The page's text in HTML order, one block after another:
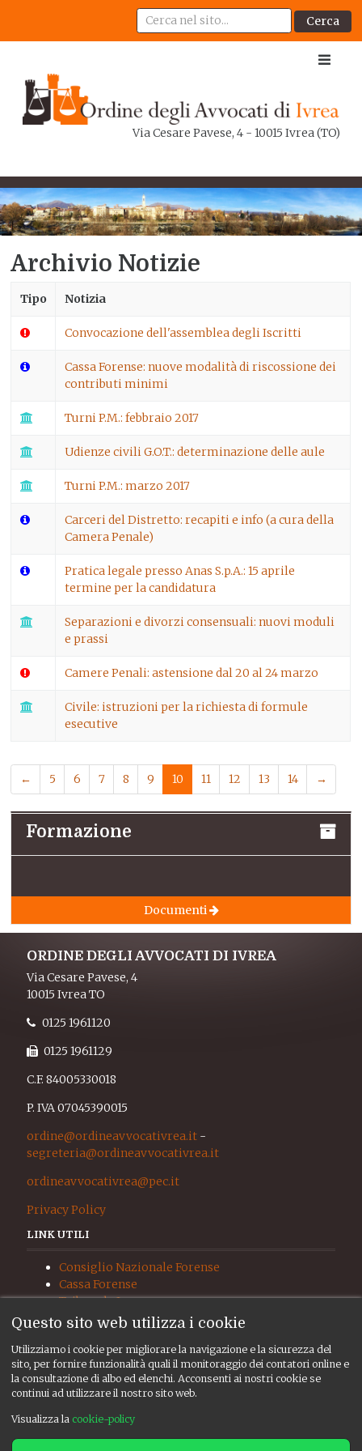
Cerca
Via Cesare Pavese, 4 - 10015 Ivrea (TO)
Archivio Notizie
Tipo Notizia
Convocazione dell'assemblea degli Iscritti
Cassa Forense: nuove modalità di riscossione dei
contributi minimi
Turni P.M.: febbraio 2017
Udienze civili G.O.T.: determinazione delle aule
Turni P.M.: marzo 2017
Carceri del Distretto: recapiti e info (a cura della
Camera Penale)
Pratica legale presso Anas S.p.A.: 15 aprile
termine per la candidatura
Separazioni e divorzi consensuali: nuovi moduli
e prassi
Camere Penali: astensione dal 20 al 24 marzo
Civile: istruzioni per la richiesta di formule
esecutive
← 5 6 7 8 9 10 11 12 13 14 →
Formazione
Documenti
ORDINE DEGLI AVVOCATI DI IVREA
Via Cesare Pavese, 4
10015 Ivrea TO
0125 1961120
0125 1961129
C.F. 84005330018
P. IVA 07045390015
ordine@ordineavvocativrea.it -
segreteria@ordineavvocativrea.it
ordineavvocativrea@pec.it
Privacy Policy
LINK UTILI
Consiglio Nazionale Forense
Cassa Forense
Tribunale Ivrea
Procura Ivrea
UNEP
RISORSE
Consiglio
Questo sito web utilizza i cookie
Utilizziamo i cookie per migliorare la navigazione e la sicurezza del
sito, per fornire funzionalità quali il monitoraggio dei contatori online e
la consultazione di albo ed elenchi. Acconsenti ai nostri cookie se
continui ad utilizzare il nostro sito web.
Visualizza la cookie-policy